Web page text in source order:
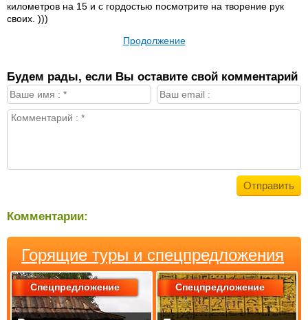
километров на 15 и с гордостью посмотрите на творение рук
своих. )))
Продолжение
Будем рады, если Вы оставите свой комментарий
Комментарии:
Горящие туры и спецпредложения
Спецпредложение Спецпредложение